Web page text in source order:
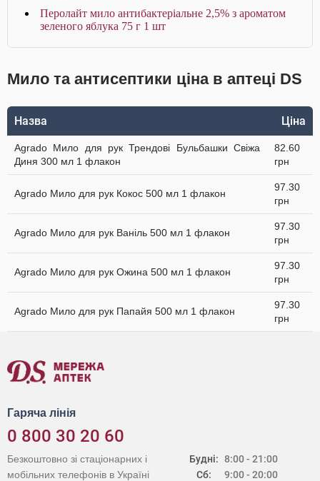
Перолайт мило антибактеріальне 2,5% з ароматом
зеленого яблука 75 г 1 шт
Мило та антисептики ціна в аптеці DS
Назва Ціна
Agrado Мило для рук Трендові Бульбашки Свіжа
Диня 300 мл 1 флакон
82.60
грн
Agrado Мило для рук Кокос 500 мл 1 флакон
97.30
грн
Agrado Мило для рук Ваніль 500 мл 1 флакон
97.30
грн
Agrado Мило для рук Ожина 500 мл 1 флакон
97.30
грн
Agrado Мило для рук Папайя 500 мл 1 флакон
97.30
грн
Гаряча лінія
0 800 30 20 60
Будні:
Сб:
8:00 - 21:00
9:00 - 20:00
Безкоштовно зі стаціонарних і
мобільних телефонів в Україні